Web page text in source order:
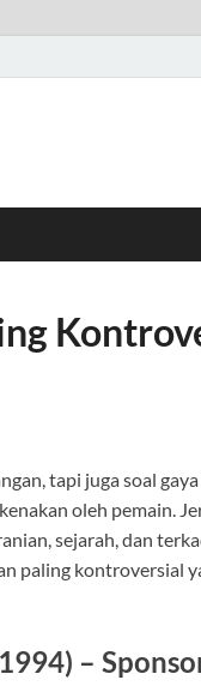
tapi juga soal
oleh pemain.
sejarah, dan
paling kontroversial
–